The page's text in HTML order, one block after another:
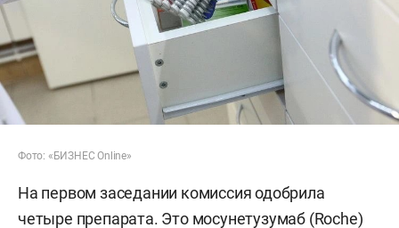
Фото: «БИЗНЕС Online»
На первом заседании комиссия одобрила
четыре препарата. Это мосунетузумаб (Roche)